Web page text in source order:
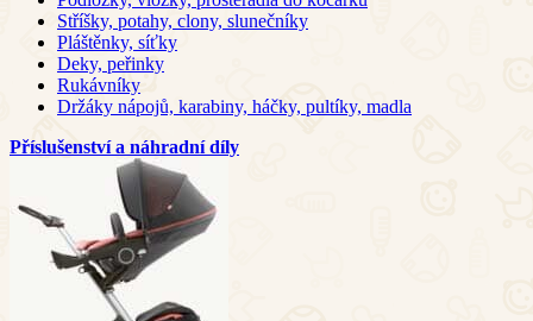
Stříšky, potahy, clony, slunečníky
Pláštěnky, síťky
Deky, peřinky
Rukávníky
Držáky nápojů, karabiny, háčky, pultíky, madla
Příslušenství a náhradní díly